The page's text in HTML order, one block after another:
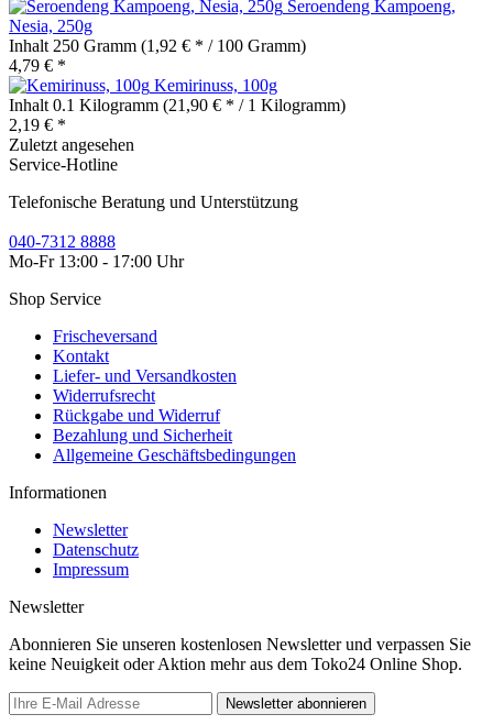
Seroendeng Kampoeng,
Nesia, 250g
Inhalt 250 Gramm (1,92 € * / 100 Gramm)
4,79 € *
Kemirinuss, 100g
Inhalt 0.1 Kilogramm (21,90 € * / 1 Kilogramm)
2,19 € *
Zuletzt angesehen
Service-Hotline
Telefonische Beratung und Unterstützung
040-7312 8888
Mo-Fr 13:00 - 17:00 Uhr
Shop Service
Frischeversand
Kontakt
Liefer- und Versandkosten
Widerrufsrecht
Rückgabe und Widerruf
Bezahlung und Sicherheit
Allgemeine Geschäftsbedingungen
Informationen
Newsletter
Datenschutz
Impressum
Newsletter
Abonnieren Sie unseren kostenlosen Newsletter und verpassen Sie
keine Neuigkeit oder Aktion mehr aus dem Toko24 Online Shop.
Newsletter abonnieren